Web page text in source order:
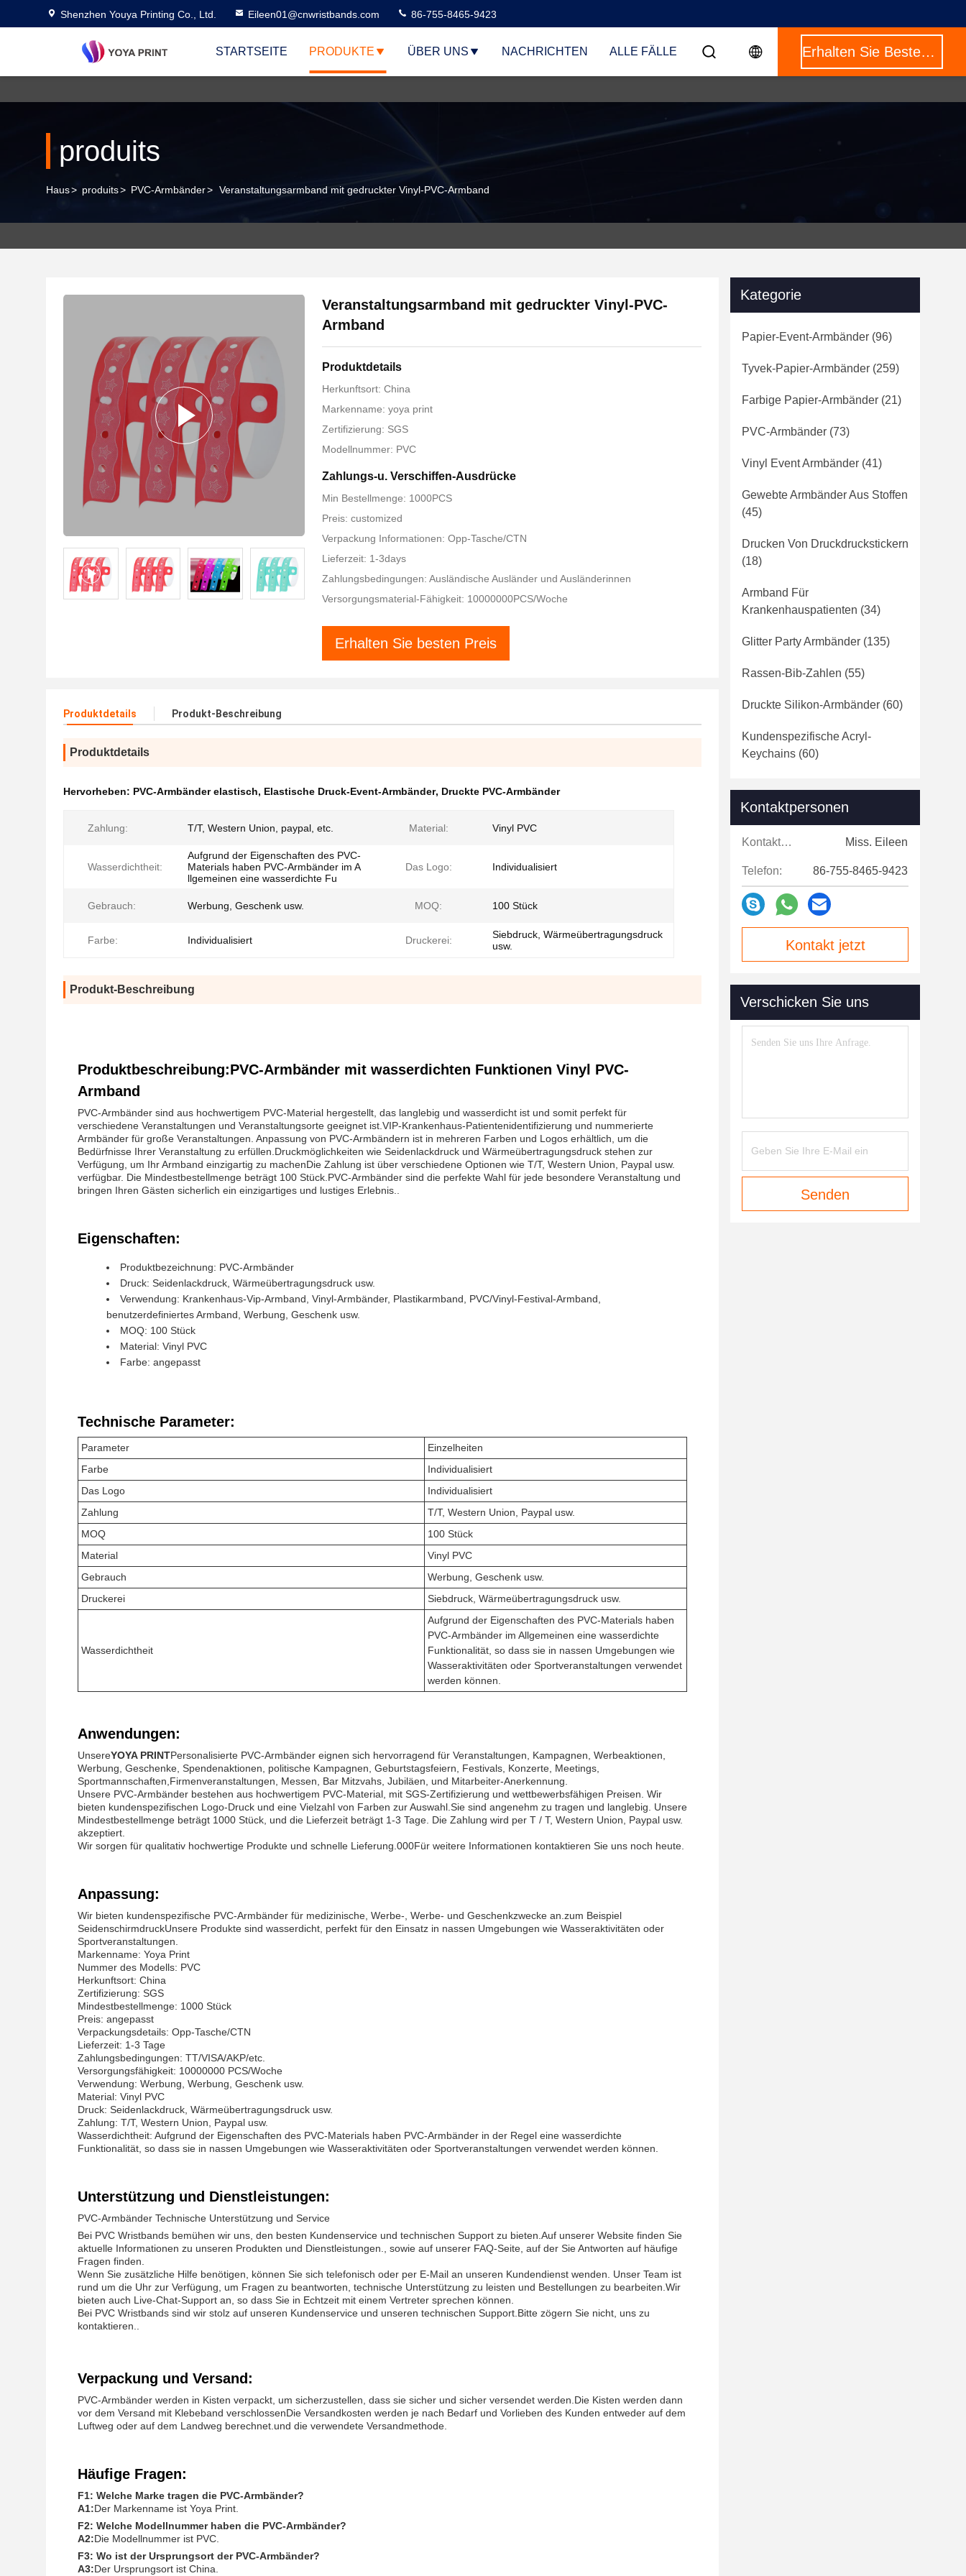
Shenzhen Youya Printing Co., Ltd. Eileen01@cnwristbands.com 86-755-8465-9423
STARTSEITE PRODUKTE ÜBER UNS NACHRICHTEN ALLE FÄLLE Erhalten Sie Besten Preis
produits
Haus> produits> PVC-Armbänder> Veranstaltungsarmband mit gedruckter Vinyl-PVC-Armband
Veranstaltungsarmband mit gedruckter Vinyl-PVC-
Armband
Produktdetails
Herkunftsort: China
Markenname: yoya print
Zertifizierung: SGS
Modellnummer: PVC
Zahlungs-u. Verschiffen-Ausdrücke
Min Bestellmenge: 1000PCS
Preis: customized
Verpackung Informationen: Opp-Tasche/CTN
Lieferzeit: 1-3days
Zahlungsbedingungen: Ausländische Ausländer und Ausländerinnen
Versorgungsmaterial-Fähigkeit: 10000000PCS/Woche
Erhalten Sie besten Preis
Produktdetails Produkt-Beschreibung
Produktdetails
Hervorheben: PVC-Armbänder elastisch, Elastische Druck-Event-Armbänder, Druckte PVC-Armbänder
Zahlung: T/T, Western Union, paypal, etc. Material: Vinyl PVC
Wasserdichtheit:
Aufgrund der Eigenschaften des PVC-
Materials haben PVC-Armbänder im A
llgemeinen eine wasserdichte Fu
Das Logo: Individualisiert
Gebrauch: Werbung, Geschenk usw. MOQ: 100 Stück
Farbe: Individualisiert Druckerei:
Siebdruck, Wärmeübertragungsdruck
usw.
Produkt-Beschreibung
Produktbeschreibung:PVC-Armbänder mit wasserdichten Funktionen Vinyl PVC-
Armband
PVC-Armbänder sind aus hochwertigem PVC-Material hergestellt, das langlebig und wasserdicht ist und somit perfekt für
verschiedene Veranstaltungen und Veranstaltungsorte geeignet ist.VIP-Krankenhaus-Patientenidentifizierung und nummerierte
Armbänder für große Veranstaltungen. Anpassung von PVC-Armbändern ist in mehreren Farben und Logos erhältlich, um die
Bedürfnisse Ihrer Veranstaltung zu erfüllen.Druckmöglichkeiten wie Seidenlackdruck und Wärmeübertragungsdruck stehen zur
Verfügung, um Ihr Armband einzigartig zu machenDie Zahlung ist über verschiedene Optionen wie T/T, Western Union, Paypal usw.
verfügbar. Die Mindestbestellmenge beträgt 100 Stück.PVC-Armbänder sind die perfekte Wahl für jede besondere Veranstaltung und
bringen Ihren Gästen sicherlich ein einzigartiges und lustiges Erlebnis..
Eigenschaften:
Produktbezeichnung: PVC-Armbänder
Druck: Seidenlackdruck, Wärmeübertragungsdruck usw.
Verwendung: Krankenhaus-Vip-Armband, Vinyl-Armbänder, Plastikarmband, PVC/Vinyl-Festival-Armband,
benutzerdefiniertes Armband, Werbung, Geschenk usw.
MOQ: 100 Stück
Material: Vinyl PVC
Farbe: angepasst
Technische Parameter:
Parameter
Einzelheiten
Farbe
Individualisiert
Das Logo
Individualisiert
Zahlung
T/T, Western Union, Paypal usw.
MOQ
100 Stück
Material
Vinyl PVC
Gebrauch
Werbung, Geschenk usw.
Druckerei
Siebdruck, Wärmeübertragungsdruck usw.
Wasserdichtheit
Aufgrund der Eigenschaften des PVC-Materials haben
PVC-Armbänder im Allgemeinen eine wasserdichte
Funktionalität, so dass sie in nassen Umgebungen wie
Wasseraktivitäten oder Sportveranstaltungen verwendet
werden können.
Anwendungen:
UnsereYOYA PRINTPersonalisierte PVC-Armbänder eignen sich hervorragend für Veranstaltungen, Kampagnen, Werbeaktionen,
Werbung, Geschenke, Spendenaktionen, politische Kampagnen, Geburtstagsfeiern, Festivals, Konzerte, Meetings,
Sportmannschaften,Firmenveranstaltungen, Messen, Bar Mitzvahs, Jubiläen, und Mitarbeiter-Anerkennung.
Unsere PVC-Armbänder bestehen aus hochwertigem PVC-Material, mit SGS-Zertifizierung und wettbewerbsfähigen Preisen. Wir
bieten kundenspezifischen Logo-Druck und eine Vielzahl von Farben zur Auswahl.Sie sind angenehm zu tragen und langlebig. Unsere
Mindestbestellmenge beträgt 1000 Stück, und die Lieferzeit beträgt 1-3 Tage. Die Zahlung wird per T / T, Western Union, Paypal usw.
akzeptiert.
Wir sorgen für qualitativ hochwertige Produkte und schnelle Lieferung.000Für weitere Informationen kontaktieren Sie uns noch heute.
Anpassung:
Wir bieten kundenspezifische PVC-Armbänder für medizinische, Werbe-, Werbe- und Geschenkzwecke an.zum Beispiel
SeidenschirmdruckUnsere Produkte sind wasserdicht, perfekt für den Einsatz in nassen Umgebungen wie Wasseraktivitäten oder
Sportveranstaltungen.
Markenname: Yoya Print
Nummer des Modells: PVC
Herkunftsort: China
Zertifizierung: SGS
Mindestbestellmenge: 1000 Stück
Preis: angepasst
Verpackungsdetails: Opp-Tasche/CTN
Lieferzeit: 1-3 Tage
Zahlungsbedingungen: TT/VISA/AKP/etc.
Versorgungsfähigkeit: 10000000 PCS/Woche
Verwendung: Werbung, Werbung, Geschenk usw.
Material: Vinyl PVC
Druck: Seidenlackdruck, Wärmeübertragungsdruck usw.
Zahlung: T/T, Western Union, Paypal usw.
Wasserdichtheit: Aufgrund der Eigenschaften des PVC-Materials haben PVC-Armbänder in der Regel eine wasserdichte
Funktionalität, so dass sie in nassen Umgebungen wie Wasseraktivitäten oder Sportveranstaltungen verwendet werden können.
Unterstützung und Dienstleistungen:
PVC-Armbänder Technische Unterstützung und Service
Bei PVC Wristbands bemühen wir uns, den besten Kundenservice und technischen Support zu bieten.Auf unserer Website finden Sie
aktuelle Informationen zu unseren Produkten und Dienstleistungen., sowie auf unserer FAQ-Seite, auf der Sie Antworten auf häufige
Fragen finden.
Wenn Sie zusätzliche Hilfe benötigen, können Sie sich telefonisch oder per E-Mail an unseren Kundendienst wenden. Unser Team ist
rund um die Uhr zur Verfügung, um Fragen zu beantworten, technische Unterstützung zu leisten und Bestellungen zu bearbeiten.Wir
bieten auch Live-Chat-Support an, so dass Sie in Echtzeit mit einem Vertreter sprechen können.
Bei PVC Wristbands sind wir stolz auf unseren Kundenservice und unseren technischen Support.Bitte zögern Sie nicht, uns zu
kontaktieren..
Verpackung und Versand:
PVC-Armbänder werden in Kisten verpackt, um sicherzustellen, dass sie sicher und sicher versendet werden.Die Kisten werden dann
vor dem Versand mit Klebeband verschlossenDie Versandkosten werden je nach Bedarf und Vorlieben des Kunden entweder auf dem
Luftweg oder auf dem Landweg berechnet.und die verwendete Versandmethode.
Häufige Fragen:
F1: Welche Marke tragen die PVC-Armbänder?
A1:Der Markenname ist Yoya Print.
F2: Welche Modellnummer haben die PVC-Armbänder?
A2:Die Modellnummer ist PVC.
F3: Wo ist der Ursprungsort der PVC-Armbänder?
A3:Der Ursprungsort ist China.
Kategorie
Papier-Event-Armbänder (96)
Tyvek-Papier-Armbänder (259)
Farbige Papier-Armbänder (21)
PVC-Armbänder (73)
Vinyl Event Armbänder (41)
Gewebte Armbänder Aus Stoffen
(45)
Drucken Von Druckdruckstickern
(18)
Armband Für
Krankenhauspatienten (34)
Glitter Party Armbänder (135)
Rassen-Bib-Zahlen (55)
Druckte Silikon-Armbänder (60)
Kundenspezifische Acryl-
Keychains (60)
Kontaktpersonen
Kontaktpersonen: Miss. Eileen
Telefon: 86-755-8465-9423
Kontakt jetzt
Verschicken Sie uns
Senden